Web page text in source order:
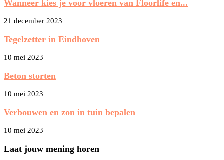
Wanneer kies je voor vloeren van Floorlife en...
21 december 2023
Tegelzetter in Eindhoven
10 mei 2023
Beton storten
10 mei 2023
Verbouwen en zon in tuin bepalen
10 mei 2023
Laat jouw mening horen